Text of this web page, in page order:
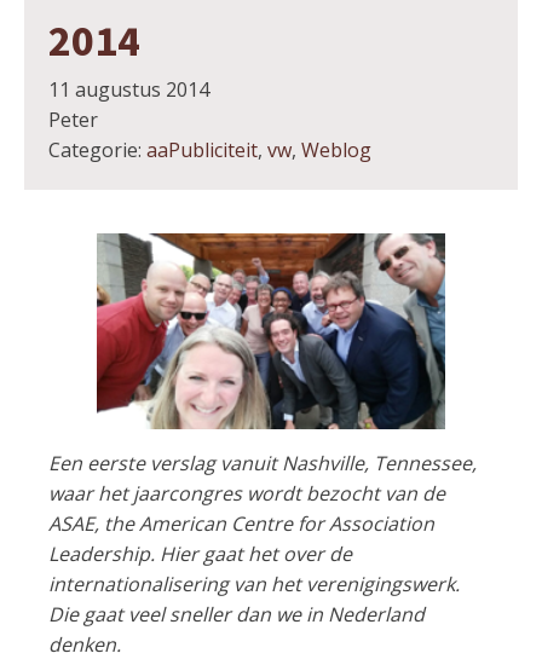
2014
11 augustus 2014
Peter
Categorie: aaPubliciteit, vw, Weblog
Een eerste verslag vanuit Nashville, Tennessee,
waar het jaarcongres wordt bezocht van de
ASAE, the American Centre for Association
Leadership. Hier gaat het over de
internationalisering van het verenigingswerk.
Die gaat veel sneller dan we in Nederland
denken.